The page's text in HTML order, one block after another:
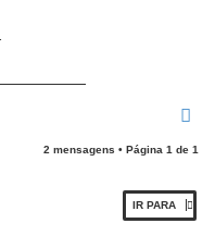
O
2 mensagens • Página 1 de 1
IR PARA